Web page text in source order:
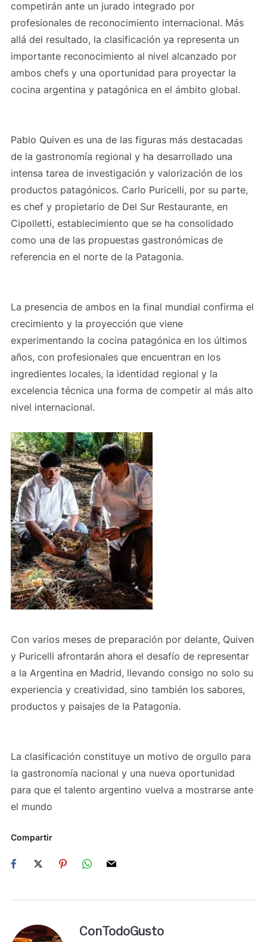
competirán ante un jurado integrado por
profesionales de reconocimiento internacional. Más
allá del resultado, la clasificación ya representa un
importante reconocimiento al nivel alcanzado por
ambos chefs y una oportunidad para proyectar la
cocina argentina y patagónica en el ámbito global.
Pablo Quiven es una de las figuras más destacadas
de la gastronomía regional y ha desarrollado una
intensa tarea de investigación y valorización de los
productos patagónicos. Carlo Puricelli, por su parte,
es chef y propietario de Del Sur Restaurante, en
Cipolletti, establecimiento que se ha consolidado
como una de las propuestas gastronómicas de
referencia en el norte de la Patagonia.
La presencia de ambos en la final mundial confirma el
crecimiento y la proyección que viene
experimentando la cocina patagónica en los últimos
años, con profesionales que encuentran en los
ingredientes locales, la identidad regional y la
excelencia técnica una forma de competir al más alto
nivel internacional.
Con varios meses de preparación por delante, Quiven
y Puricelli afrontarán ahora el desafío de representar
a la Argentina en Madrid, llevando consigo no solo su
experiencia y creatividad, sino también los sabores,
productos y paisajes de la Patagonia.
La clasificación constituye un motivo de orgullo para
la gastronomía nacional y una nueva oportunidad
para que el talento argentino vuelva a mostrarse ante
el mundo
Compartir
ConTodoGusto